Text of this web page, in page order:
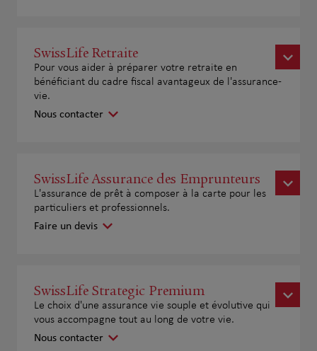
SwissLife Retraite
Pour vous aider à préparer votre retraite en
bénéficiant du cadre fiscal avantageux de l'assurance-
vie.
Nous contacter
SwissLife Assurance des Emprunteurs
L'assurance de prêt à composer à la carte pour les
particuliers et professionnels.
Faire un devis
SwissLife Strategic Premium
Le choix d'une assurance vie souple et évolutive qui
vous accompagne tout au long de votre vie.
Nous contacter